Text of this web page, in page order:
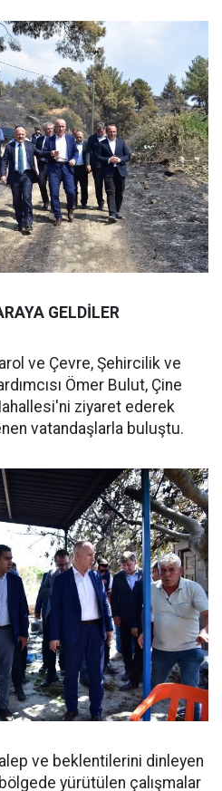
GELDİLER
ve Çevre, Şehircilik ve
Ömer Bulut, Çine
ziyaret ederek
vatandaşlarla buluştu.
ve beklentilerini dinleyen
bölgede yürütülen çalışmalar